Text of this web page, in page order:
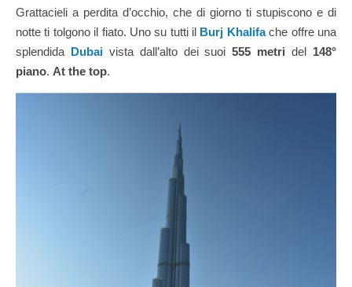
Grattacieli a perdita d’occhio, che di giorno ti stupiscono e di
notte ti tolgono il fiato. Uno su tutti il Burj Khalifache offre una
splendida Dubaivista dall’alto dei suoi555 metri del 148°
piano. At the top.